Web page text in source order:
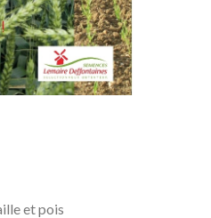
et pois